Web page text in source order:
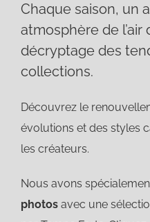
BLOG MODE
CONTACT
Chaque saison, un
atmosphère de
décryptage des
collections.
Découvrez le
évolutions et des styles
les créateurs.
Nous avons
photos avec une